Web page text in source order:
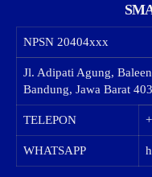
NPSN 20404xxx
Jl. Adipati Agung,
Bandung, Jawa Barat
TELEPON
WHATSAPP